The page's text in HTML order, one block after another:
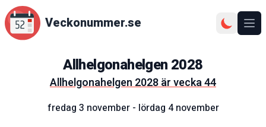
Veckonummer.se
Allhelgonahelgen 2028
Allhelgonahelgen2028är vecka44
fredag 3 november - lördag 4 november